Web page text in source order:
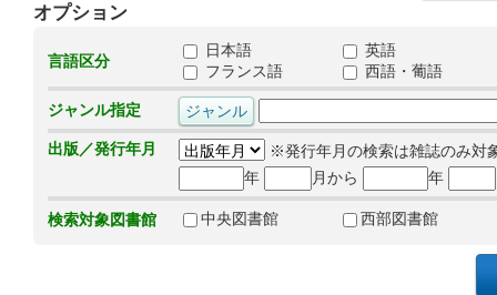
オプション
言語区分
日本語
英語
フランス語
西語・葡語
ジャンル指定
出版／発行年月
※発行年月の検索は雑誌のみ対
年
月から 年
検索対象図書館 中央図書館 西部図書館